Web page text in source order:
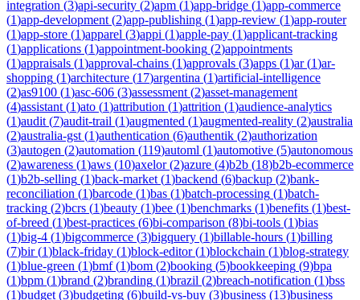
integration (3)api-security (2)apm (1)app-bridge (1)app-commerce
(1)app-development (2)app-publishing (1)app-review (1)app-router
(1)app-store (1)apparel (3)appi (1)apple-pay (1)applicant-tracking
(1)applications (1)appointment-booking (2)appointments
(1)appraisals (1)approval-chains (1)approvals (3)apps (1)ar(1)ar-
shopping (1)architecture (17)argentina (1)artificial-intelligence
(2)as9100 (1)asc-606 (3)assessment (2)asset-management
(4)assistant (1)ato (1)attribution (1)attrition (1)audience-analytics
(1)audit (7)audit-trail (1)augmented (1)augmented-reality (2)australia
(2)australia-gst (1)authentication (6)authentik (2)authorization
(3)autogen (2)automation (119)automl (1)automotive (5)autonomous
(2)awareness (1)aws (10)axelor(2)azure (4)b2b (18)b2b-ecommerce
(1)b2b-selling (1)back-market (1)backend (6)backup (2)bank-
reconciliation (1)barcode (1)bas (1)batch-processing (1)batch-
tracking (2)bcrs (1)beauty (1)bee (1)benchmarks (1)benefits (1)best-
of-breed (1)best-practices (6)bi-comparison (8)bi-tools (1)bias
(1)big-4 (1)bigcommerce (3)bigquery (1)billable-hours (1)billing
(7)bir(1)black-friday (1)block-editor(1)blockchain (1)blog-strategy
(1)blue-green (1)bmf(1)bom (2)booking (5)bookkeeping (9)bpa
(1)bpm (1)brand (2)branding (1)brazil (2)breach-notification (1)bss
(1)budget (3)budgeting (6)build-vs-buy (3)business (13)business